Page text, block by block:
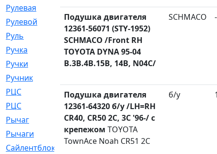
Рулевая
[974]
Рулевой
[585]
Руль
[12]
Ручка
[29]
Ручки
[3]
Ручник
РЦC
[12]
РЦС
[84]
Рычаг
[588]
Рычаги
[3]
Сайлентблок
Подушка двигателя
12361-56071 (STY-1952)
SCHMACO /Front RH
TOYOTA DYNA 95-04
B.3B.4B.15B, 14B, N04C/
SCHMACO -
Подушка двигателя
12361-64320 б/у /LH=RH
CR40, CR50 2C, 3C '96-/ c
крепежом TOYOTA
TownAce Noah CR51 2C
б/у